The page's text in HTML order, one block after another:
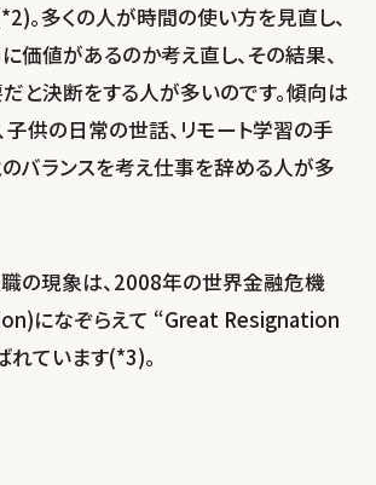
。多くの人が時間の使い方を見直し、
価値があるのか考え直し、その結果、
と決断をする人が多いのです。傾向は
子供の日常の世話、リモート学習の手
のバランスを考え仕事を辞める人が多
の現象は、2008年の世界金融危機
になぞらえて “Great Resignation
ています(*3)。